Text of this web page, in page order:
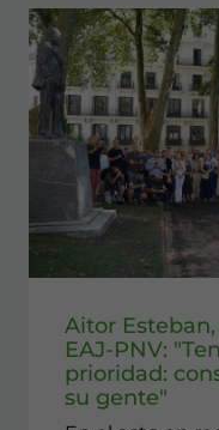
Aitor Esteban,
EAJ-PNV:
prioridad:
su gente"